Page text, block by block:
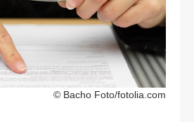
© Bacho Foto/fotolia.com